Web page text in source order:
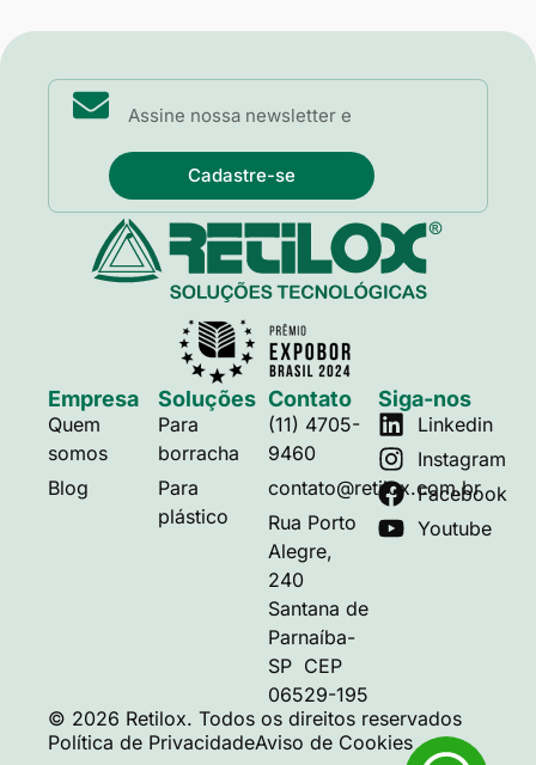
Cadastre-se
Empresa
Quem
somos
Blog
Soluções
Para
borracha
Para
plástico
Contato
(11) 4705-
9460
contato@retilox.com.br
Rua Porto
Alegre,
240
Santana de
Parnaíba-
SP CEP
06529-195
Siga-nos
Linkedin
Instagram
Facebook
Youtube
© 2026 Retilox. Todos os direitos reservados
Política de PrivacidadeAviso de Cookies